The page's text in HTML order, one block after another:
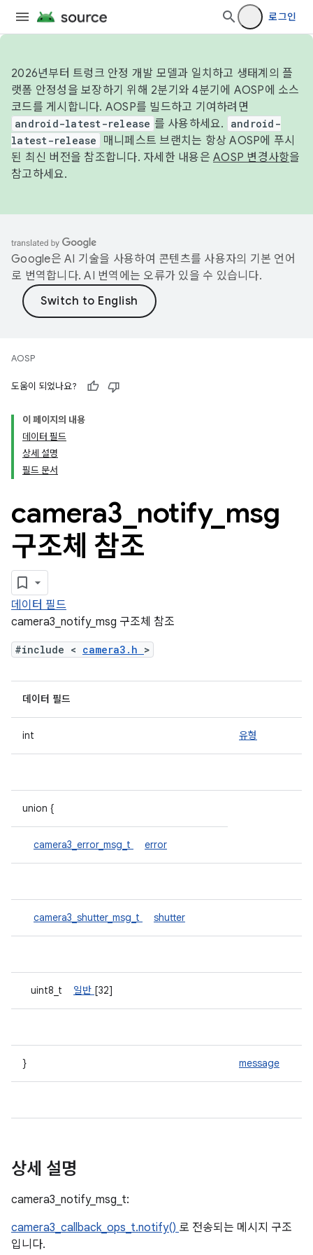
로그인
2026년부터 트렁크 안정 개발 모델과 일치하고 생태계의 플
랫폼 안정성을 보장하기 위해 2분기와 4분기에 AOSP에 소스
코드를 게시합니다. AOSP를 빌드하고 기여하려면
android-latest-release 를 사용하세요.
android-
latest-release
매니페스트 브랜치는 항상 AOSP에 푸시
된 최신 버전을 참조합니다. 자세한 내용은 AOSP 변경사항을
참고하세요.
Google은 AI 기술을 사용하여 콘텐츠를 사용자의 기본 언어
로 번역합니다. AI 번역에는 오류가 있을 수 있습니다.
AOSP
도움이 되었나요?
이 페이지의 내용
데이터 필드
상세 설명
필드 문서
camera3 notify_ msg
구조체 참조
데이터 필드
camera3_notify_msg 구조체 참조
#include < camera3.h >
데이터 필드
int 유형
union {
camera3_error_msg_t error
camera3_shutter_msg_t shutter
uint8_t 일반 [32]
} message
상세 설명
camera3_notify_msg_t:
camera3_callback_ops_t.notify() 로 전송되는 메시지 구조
입니다.